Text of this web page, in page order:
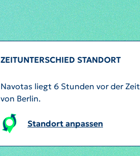
ZEITUNTERSCHIED STANDORT
Navotas liegt 6 Stunden vor der Zeit
von Berlin.
Standort anpassen